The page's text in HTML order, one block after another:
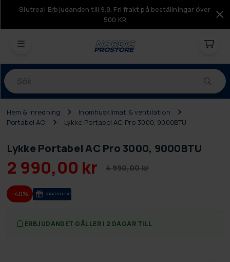
Slutrea! Erbjudanden till 9.8. Fri frakt på beställningar över
500 KR
Produkter
Hem & inredning
Inomhusklimat & ventilation
Portabel AC
Lykke Portabel AC Pro 3000, 9000BTU
Lykke Portabel AC Pro 3000, 9000BTU
2 990,00 kr 4 990,00 kr
-40% GRA­TIS LE­VE­RANS
ERBJUDANDET GÄLLER I 2 DAGAR TILL